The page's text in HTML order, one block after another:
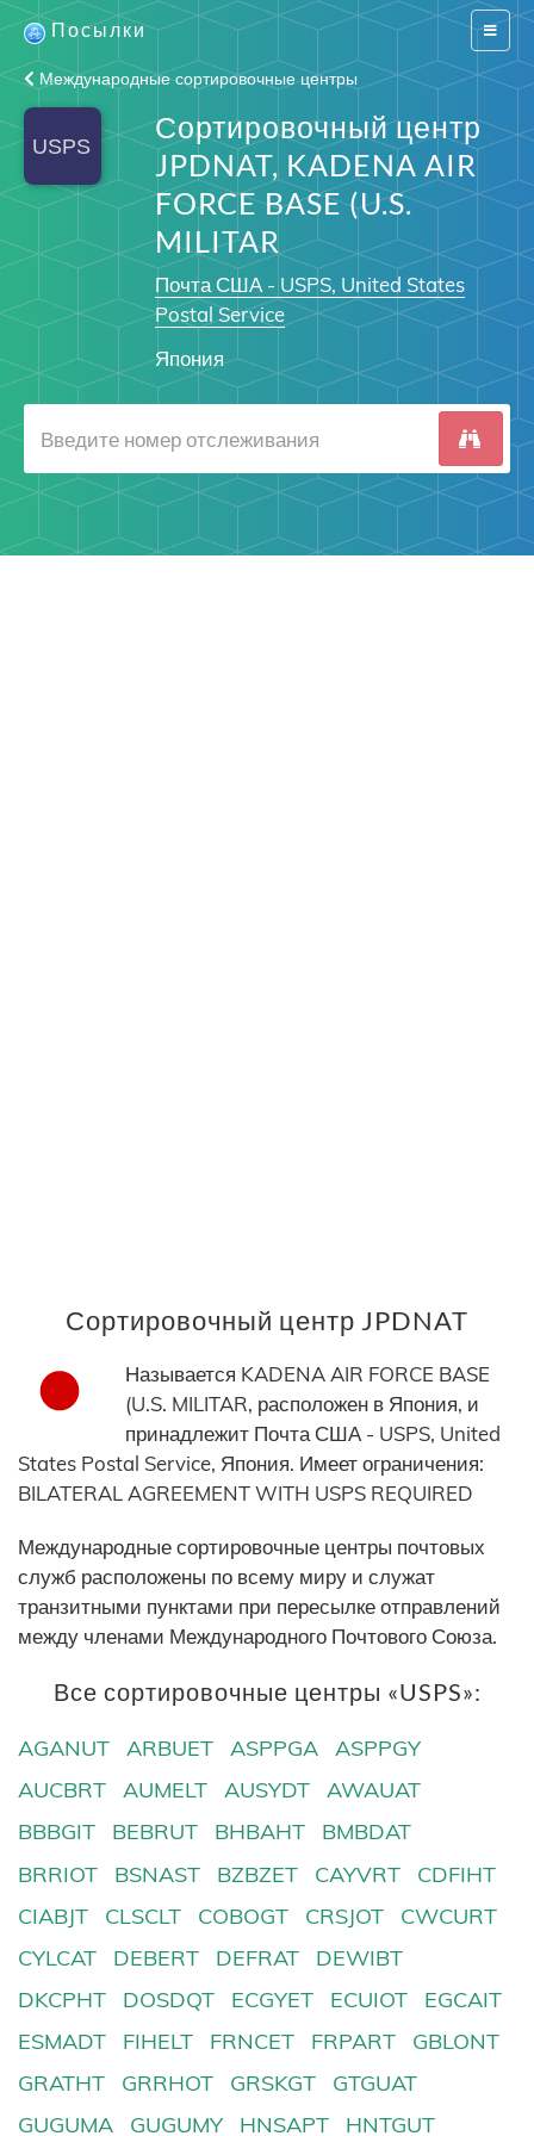
Switch
Посылки
Международные сортировочные центры
Сортировочный центр
JPDNAT, KADENA AIR
FORCE BASE (U.S.
MILITAR
Почта США - USPS, United States
Postal Service
Япония
Сортировочный центр JPDNAT
Называется KADENA AIR FORCE BASE
(U.S. MILITAR, расположен в Япония, и
принадлежит Почта США - USPS, United
States Postal Service, Япония. Имеет ограничения:
BILATERAL AGREEMENT WITH USPS REQUIRED
Международные сортировочные центры почтовых
служб расположены по всему миру и служат
транзитными пунктами при пересылке отправлений
между членами Международного Почтового Союза.
Все сортировочные центры «USPS»:
AGANUT ARBUET ASPPGA
ASPPGY
AUCBRT
AUMELT AUSYDT
AWAUAT
BBBGIT
BEBRUT BHBAHT
BMBDAT
BRRIOT
BSNAST BZBZET CAYVRT
CDFIHT
CIABJT
CLSCLT COBOGT CRSJOT
CWCURT
CYLCAT
DEBERT DEFRAT
DEWIBT
DKCPHT
DOSDQT ECGYET ECUIOT
EGCAIT
ESMADT
FIHELT FRNCET FRPART
GBLONT
GRATHT
GRRHOT GRSKGT
GTGUAT
GUGUMA
GUGUMY HNSAPT HNTGUT